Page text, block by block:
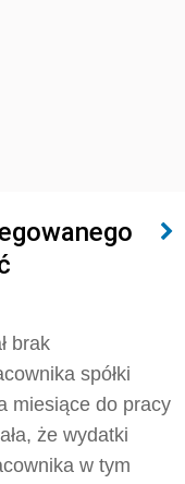
brak
spółki
miesiące do pracy
że wydatki
w tym